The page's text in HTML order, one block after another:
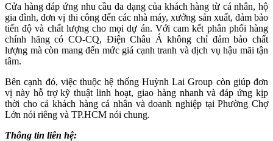
Cửa hàng đáp ứng nhu cầu đa dạng của khách hàng từ cá nhân, hộ
gia đình, đơn vị thi công đến các nhà máy, xưởng sản xuất, đảm bảo
tiến độ và chất lượng cho mọi dự án. Với cam kết phân phối hàng
chính hãng có CO-CQ, Điện Châu Á không chỉ đảm bảo chất
lượng mà còn mang đến mức giá cạnh tranh và dịch vụ hậu mãi tận
tâm.
Bên cạnh đó, việc thuộc hệ thống Huỳnh Lai Group còn giúp đơn
vị này hỗ trợ kỹ thuật linh hoạt, giao hàng nhanh và đáp ứng kịp
thời cho cả khách hàng cá nhân và doanh nghiệp tại Phường Chợ
Lớn nói riêng và TP.HCM nói chung.
Thông tin liên hệ: